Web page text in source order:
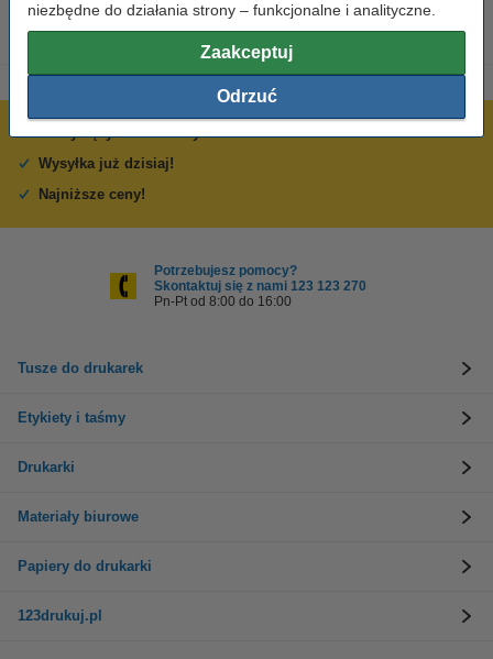
niezbędne do działania strony – funkcjonalne i analityczne.
Zaakceptuj
Odrzuć
600 tysięcy zadowolonych klientów
Wysyłka już dzisiaj!
Najniższe ceny!
Potrzebujesz pomocy?
Skontaktuj się z nami 123 123 270
Pn-Pt od 8:00 do 16:00
Tusze do drukarek
Etykiety i taśmy
Drukarki
Materiały biurowe
Papiery do drukarki
123drukuj.pl